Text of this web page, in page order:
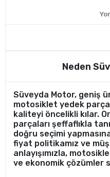
Neden
Süveyda Motor, geniş
motosiklet yedek
kaliteyi öncelikli kılar.
parçaları şeffaflıkla
doğru seçimi
fiyat politikamız ve
anlayışımızla,
ve ekonomik çözümler